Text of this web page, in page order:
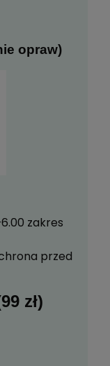
opraw)
zakres
przed
zł)